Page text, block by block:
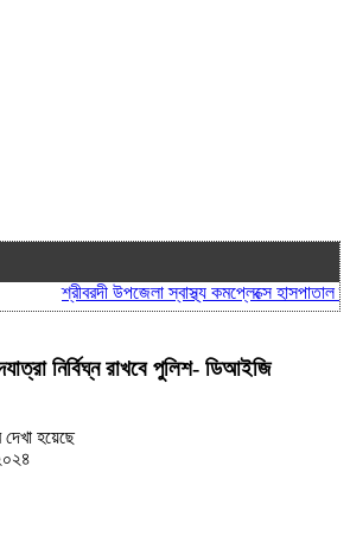
শ্রীবরদী উপজেলা স্বাস্থ্য কমপ্লেক্সে হাসপাতাল
নির্বিঘ্ন রাখবে পুলিশ- ডিআইজি
হয়েছে